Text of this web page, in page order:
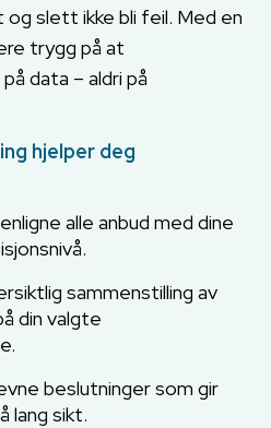
slett ikke bli feil. Med en
trygg på at
data – aldri på
hjelper deg
alle anbud med dine
sammenstilling av
din valgte
beslutninger som gir
lang sikt.